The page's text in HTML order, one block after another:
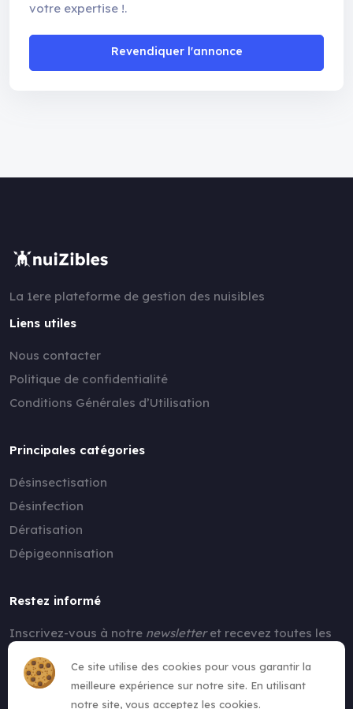
votre expertise !.
Revendiquer l'annonce
La 1ere plateforme de gestion des nuisibles
Ce site utilise des cookies pour vous garantir la
meilleure expérience sur notre site. En utilisant
notre site, vous acceptez les cookies.
Liens utiles
Nous contacter
Politique de confidentialité
Conditions Générales d’Utilisation
Principales catégories
Désinsectisation
Désinfection
Dératisation
Dépigeonnisation
Restez informé
Inscrivez-vous à notre newsletteret recevez toutes les
nouvelles !